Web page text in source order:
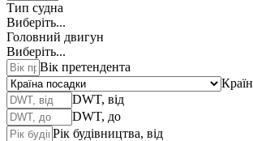
Тип судна
Виберіть...
Головний двигун
Виберіть...
Вік претендента
DWT, від
DWT, до
Рік будівництва, від